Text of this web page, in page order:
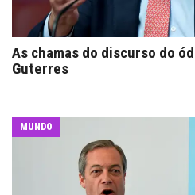
As chamas do discurso do
Guterres
MUNDO